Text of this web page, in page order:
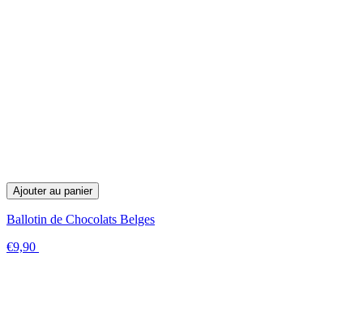
Ajouter au panier
Ballotin de Chocolats Belges
€9,90